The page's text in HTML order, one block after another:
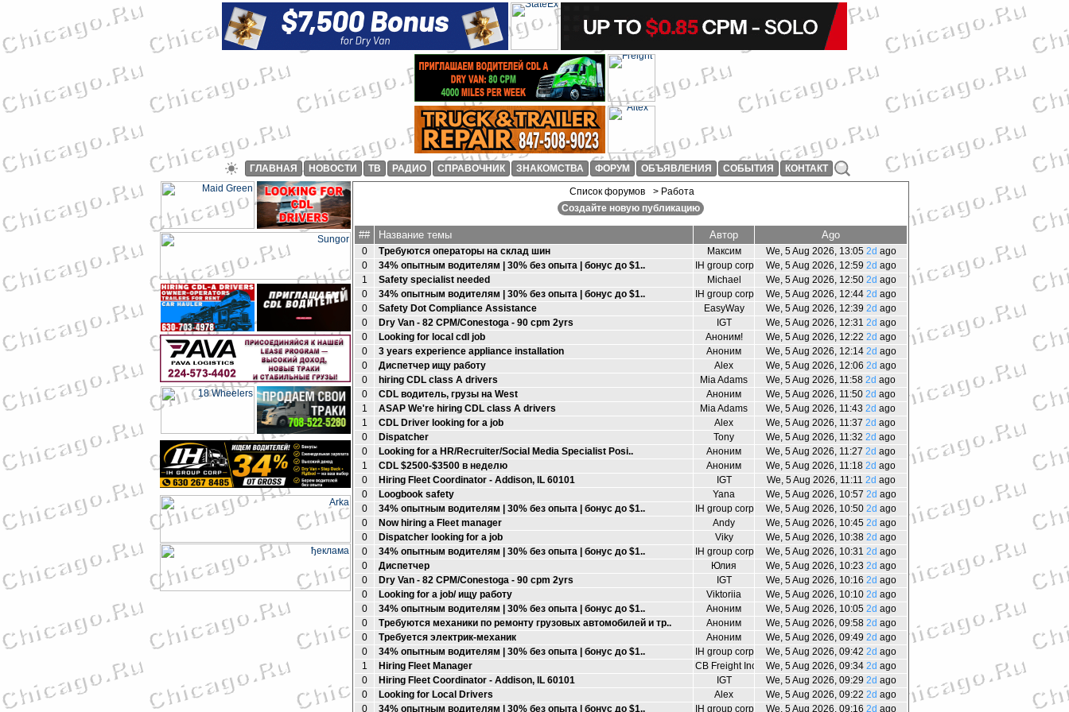
ГЛАВНАЯ НОВОСТИ ТВ РАДИО СПРАВОЧНИК ЗНАКОМСТВА ФОРУМ ОБЪЯВЛЕНИЯ СОБЫТИЯ КОНТАКТ
Список форумов
> Работа
Создайте новую публикацию
## Название темы Автор Ago
0 Требуются операторы на склад шин Максим We, 5 Aug 2026, 13:05 2d ago
0
34% опытным водителям | 30% без опыта | бонус до $1.. IH group corp We, 5 Aug 2026, 12:59 2d ago
1
Safety specialist needed Michael We, 5 Aug 2026, 12:50 2d ago
0
34% опытным водителям | 30% без опыта | бонус до $1.. IH group corp We, 5 Aug 2026, 12:44 2d ago
0
Safety Dot Compliance Assistance EasyWay We, 5 Aug 2026, 12:39 2d ago
0
Dry Van - 82 CPM/Conestoga - 90 cpm 2yrs IGT We, 5 Aug 2026, 12:31 2d ago
0
Looking for local cdl job Аноним! We, 5 Aug 2026, 12:22 2d ago
0
3 years experience appliance installation Аноним We, 5 Aug 2026, 12:14 2d ago
0
Диспетчер ищу работу Alex We, 5 Aug 2026, 12:06 2d ago
0
hiring CDL class A drivers Mia Adams We, 5 Aug 2026, 11:58 2d ago
0
CDL водитель, грузы на West Аноним We, 5 Aug 2026, 11:50 2d ago
1
ASAP We're hiring CDL class A drivers Mia Adams We, 5 Aug 2026, 11:43 2d ago
1
CDL Driver looking for a job Alex We, 5 Aug 2026, 11:37 2d ago
0
Dispatcher Tony We, 5 Aug 2026, 11:32 2d ago
0
Looking for a HR/Recruiter/Social Media Specialist Posi.. Аноним We, 5 Aug 2026, 11:27 2d ago
1
CDL $2500-$3500 в неделю Аноним We, 5 Aug 2026, 11:18 2d ago
0
Hiring Fleet Coordinator - Addison, IL 60101 IGT We, 5 Aug 2026, 11:11 2d ago
0
Loogbook safety Yana We, 5 Aug 2026, 10:57 2d ago
0
34% опытным водителям | 30% без опыта | бонус до $1.. IH group corp We, 5 Aug 2026, 10:50 2d ago
0
Now hiring a Fleet manager Andy We, 5 Aug 2026, 10:45 2d ago
0
Dispatcher looking for a job Viky We, 5 Aug 2026, 10:38 2d ago
0
34% опытным водителям | 30% без опыта | бонус до $1.. IH group corp We, 5 Aug 2026, 10:31 2d ago
0
Диспетчер Юлия We, 5 Aug 2026, 10:23 2d ago
0
Dry Van - 82 CPM/Conestoga - 90 cpm 2yrs IGT We, 5 Aug 2026, 10:16 2d ago
0
Looking for a job/ ищу работу Viktoriia We, 5 Aug 2026, 10:10 2d ago
0
34% опытным водителям | 30% без опыта | бонус до $1.. Аноним We, 5 Aug 2026, 10:05 2d ago
0
Требуются механики по ремонту грузовых автомобилей и тр.. Аноним We, 5 Aug 2026, 09:58 2d ago
0
Требуется электрик-механик Аноним We, 5 Aug 2026, 09:49 2d ago
0
34% опытным водителям | 30% без опыта | бонус до $1.. IH group corp We, 5 Aug 2026, 09:42 2d ago
1
Hiring Fleet Manager CB Freight Inc. We, 5 Aug 2026, 09:34 2d ago
0
Hiring Fleet Coordinator - Addison, IL 60101 IGT We, 5 Aug 2026, 09:29 2d ago
0
Looking for Local Drivers Alex We, 5 Aug 2026, 09:22 2d ago
0
34% опытным водителям | 30% без опыта | бонус до $1.. IH group corp We, 5 Aug 2026, 09:16 2d ago